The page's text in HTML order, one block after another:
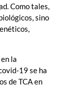
Como tales,
sino
la
19 se ha
de TCA en